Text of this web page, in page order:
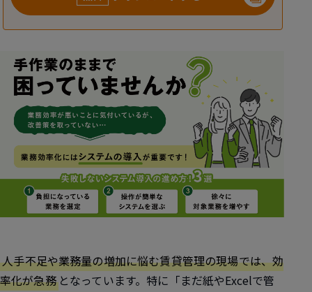
人手不足や業務量の増加に悩む賃貸管理の現場では、効
率化が急務 となっています。特に「まだ紙やExcelで管